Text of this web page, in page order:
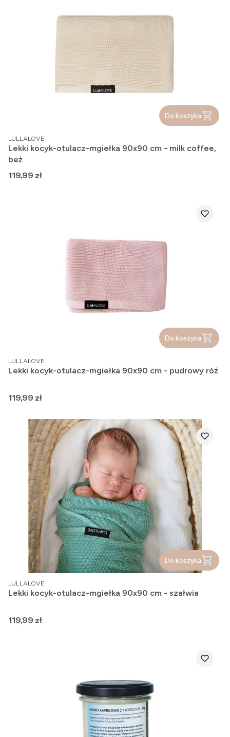
Do koszyka
PRODUCENT
LULLALOVE
Lekki kocyk-otulacz-mgiełka 90x90 cm - milk coffee,
beż
Cena
119,99 zł
Do koszyka
PRODUCENT
LULLALOVE
Lekki kocyk-otulacz-mgiełka 90x90 cm - pudrowy róż
Cena
119,99 zł
Do koszyka
PRODUCENT
LULLALOVE
Lekki kocyk-otulacz-mgiełka 90x90 cm - szałwia
Cena
119,99 zł